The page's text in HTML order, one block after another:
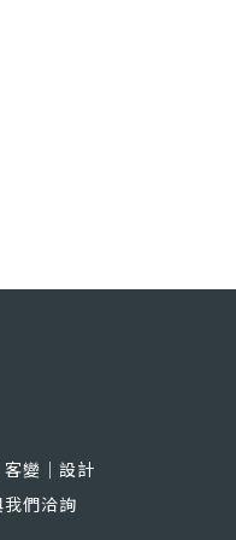
變｜設計
們洽詢